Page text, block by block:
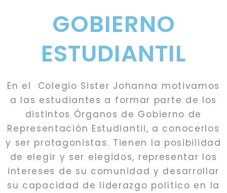
GOBIERNO
ESTUDIANTIL
En el Colegio Sister Johanna motivamos
a las estudiantes a formar parte de los
distintos Órganos de Gobierno de
Representación Estudiantil, a conocerlos
y ser protagonistas. Tienen la posibilidad
de elegir y ser elegidos, representar los
intereses de su comunidad y desarrollar
su capacidad de liderazgo político en la